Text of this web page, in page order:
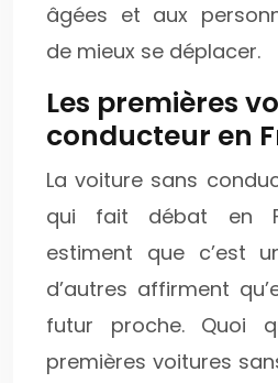
âgées et aux
de mieux se déplacer.
Les premières
conducteur en
La voiture sans
qui fait débat en
estiment que c’est
d’autres affirment
futur proche. Quoi
premières voitures